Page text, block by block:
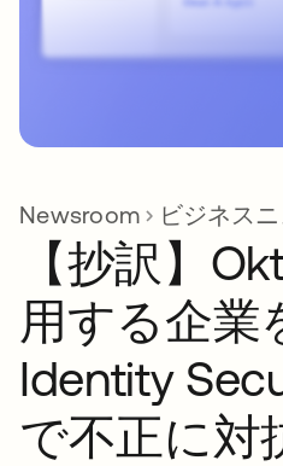
Newsroom ビジネス
【抄訳】
用する企業
Identity
で不正に対